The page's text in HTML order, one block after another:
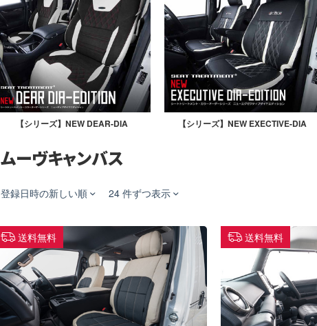
【シリーズ】NEW DEAR-DIA 【シリーズ】NEW EXECTIVE-DIA
ムーヴキャンバス
登録日時の新しい順 24 件ずつ表示
送料無料 送料無料